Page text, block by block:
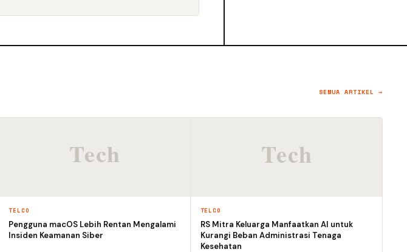
SEMUA ARTIKEL →
TELCO
Pengguna macOS Lebih Rentan Mengalami
Insiden Keamanan Siber
TELCO
RS Mitra Keluarga Manfaatkan AI untuk
Kurangi Beban Administrasi Tenaga
Kesehatan